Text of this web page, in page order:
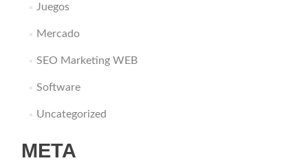
Juegos
Mercado
SEO Marketing WEB
Software
Uncategorized
META